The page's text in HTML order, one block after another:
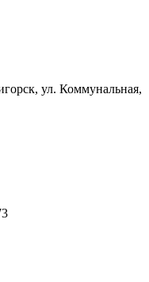
ул. Коммунальная,